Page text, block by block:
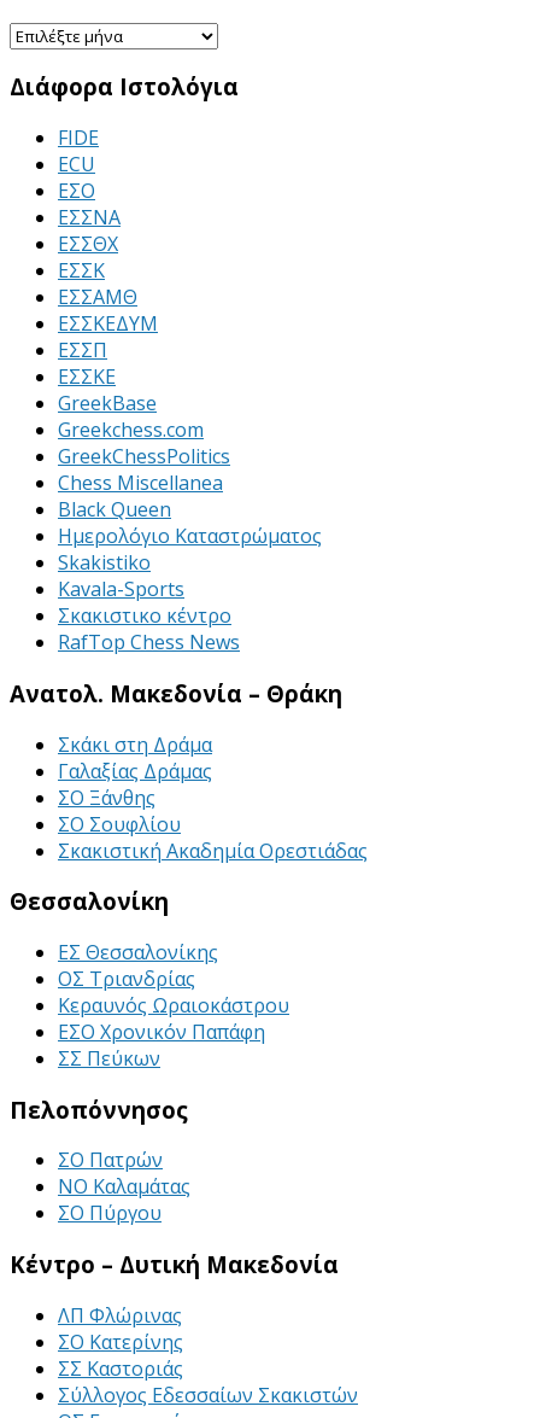
Διάφορα Ιστολόγια
FIDE
ECU
ΕΣΟ
ΕΣΣΝΑ
ΕΣΣΘΧ
ΕΣΣΚ
ΕΣΣΑΜΘ
ΕΣΣΚΕΔΥΜ
ΕΣΣΠ
ΕΣΣΚΕ
GreekBase
Greekchess.com
GreekChessPolitics
Chess Miscellanea
Black Queen
Ημερολόγιο Καταστρώματος
Skakistiko
Kavala-Sports
Σκακιστικο κέντρο
RafTop Chess News
Ανατολ. Μακεδονία – Θράκη
Σκάκι στη Δράμα
Γαλαξίας Δράμας
ΣΟ Ξάνθης
ΣΟ Σουφλίου
Σκακιστική Ακαδημία Ορεστιάδας
Θεσσαλονίκη
ΕΣ Θεσσαλονίκης
ΟΣ Τριανδρίας
Κεραυνός Ωραιοκάστρου
ΕΣΟ Χρονικόν Παπάφη
ΣΣ Πεύκων
Πελοπόννησος
ΣΟ Πατρών
ΝΟ Καλαμάτας
ΣΟ Πύργου
Κέντρο – Δυτική Μακεδονία
ΛΠ Φλώρινας
ΣΟ Κατερίνης
ΣΣ Καστοριάς
Σύλλογος Εδεσσαίων Σκακιστών